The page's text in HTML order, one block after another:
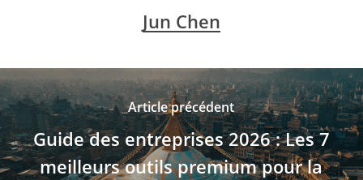
Jun Chen
Article précédent
Guide des entreprises 2026 : Les 7
meilleurs outils premium pour la